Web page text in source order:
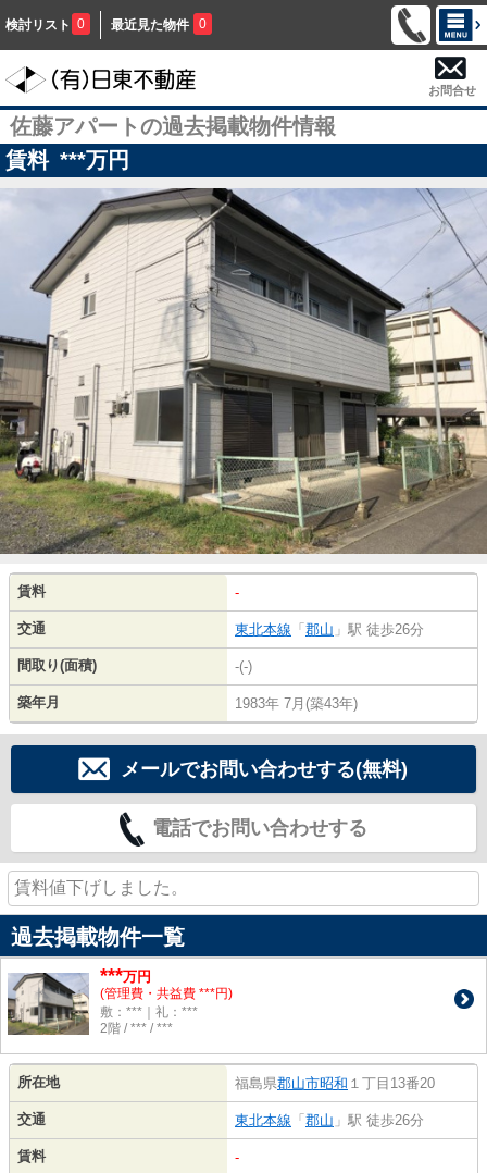
検討リスト 0 最近見た物件 0
お問合せ
佐藤アパートの過去掲載物件情報
賃料 ***万円
賃料 -
交通 東北本線 「 郡山 」駅 徒歩26分
間取り(面積) -(-)
築年月 1983年 7月(築43年)
メールでお問い合わせする(無料)
電話でお問い合わせする
賃料値下げしました。
過去掲載物件一覧
***万円
(管理費・共益費 ***円)
敷：***｜礼：***
2階 / *** / ***
所在地 福島県郡山市昭和 １丁目13番20
交通 東北本線 「 郡山 」駅 徒歩26分
賃料 -